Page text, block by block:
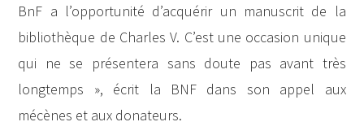
BnF a l’opportunité d’acquérir un manuscrit de la
bibliothèque de Charles V. C’est une occasion unique
qui ne se présentera sans doute pas avant très
longtemps », écrit la BNF dans son appel aux
mécènes et aux donateurs.